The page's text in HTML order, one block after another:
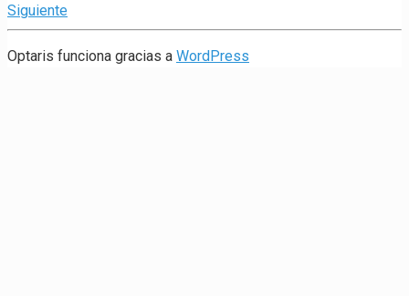
Siguiente
Optaris funciona gracias a WordPress